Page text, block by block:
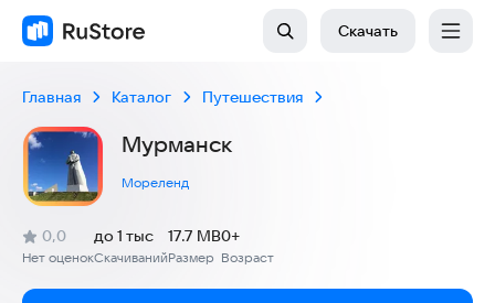
Скачать
Главная Каталог Путешествия
Мурманск
Мореленд
Рейтинг:
0,0
(
Нет оценок
)
Скачиваний
до 1 тыс
Размер
17.7 MB
Возраст
0+